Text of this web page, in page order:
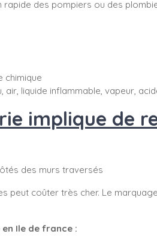
des pompiers ou des
chimique
liquide inflammable, vapeur,
implique de
des murs traversés
peut coûter très cher. Le
Ile de france :